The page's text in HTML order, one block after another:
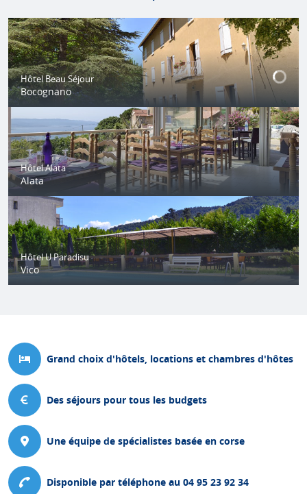
Hôtel Beau Séjour
Bocognano
Hôtel Alata
Alata
Hôtel U Paradisu
Vico
Grand choix d'hôtels, locations et chambres d'hôtes
Des séjours pour tous les budgets
Une équipe de spécialistes basée en corse
Disponible par téléphone au 04 95 23 92 34